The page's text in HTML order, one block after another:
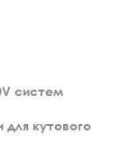
систем
для кутового